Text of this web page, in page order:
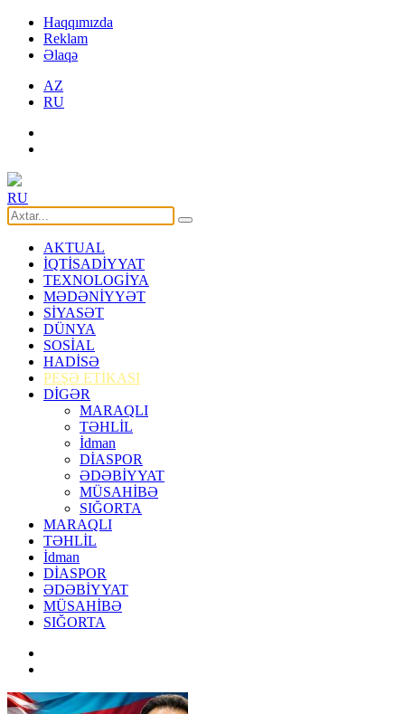
Haqqımızda
Reklam
Əlaqə
AZ
RU
RU
AKTUAL
İQTİSADİYYAT
TEXNOLOGİYA
MƏDƏNİYYƏT
SİYASƏT
DÜNYA
SOSİAL
HADİSƏ
PEŞƏ ETİKASI
DİGƏR
MARAQLI
TƏHLİL
İdman
DİASPOR
ƏDƏBİYYAT
MÜSAHİBƏ
SIĞORTA
MARAQLI
TƏHLİL
İdman
DİASPOR
ƏDƏBİYYAT
MÜSAHİBƏ
SIĞORTA